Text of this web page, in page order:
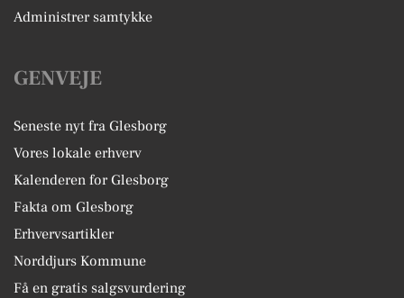
Administrer samtykke
GENVEJE
Seneste nyt fra Glesborg
Vores lokale erhverv
Kalenderen for Glesborg
Fakta om Glesborg
Erhvervsartikler
Norddjurs Kommune
Få en gratis salgsvurdering